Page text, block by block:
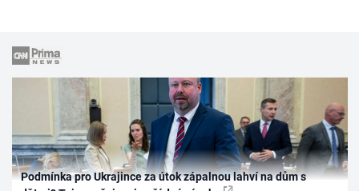
Podmínka pro Ukrajince za útok zápalnou lahví na dům s